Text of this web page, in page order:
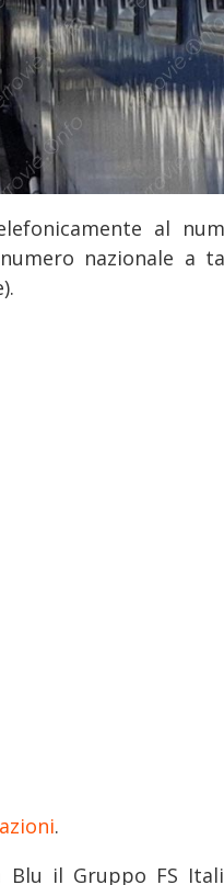
al
nazionale a
.
Blu il Gruppo FS